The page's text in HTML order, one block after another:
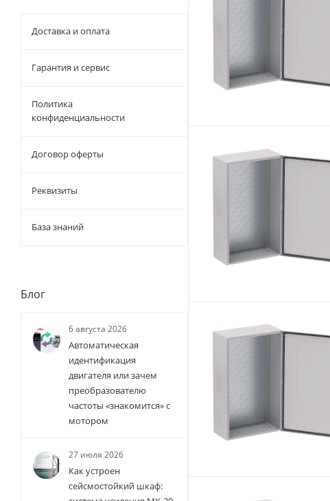
Доставка и оплата
Гарантия и сервис
Политика
конфиденциальности
Договор оферты
Реквизиты
База знаний
Блог
6 августа 2026
Автоматическая
идентификация
двигателя или зачем
преобразователю
частоты «знакомится» с
мотором
27 июля 2026
Как устроен
сейсмостойкий шкаф: